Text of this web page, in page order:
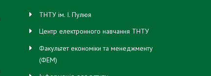
ТНТУ ім. І. Пулюя
Центр електронного навчання ТНТУ
Факультет економіки та менеджменту
(ФЕМ)